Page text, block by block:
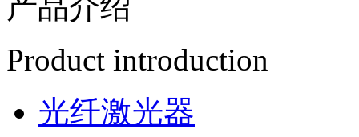
Product introduction
光纤激光器